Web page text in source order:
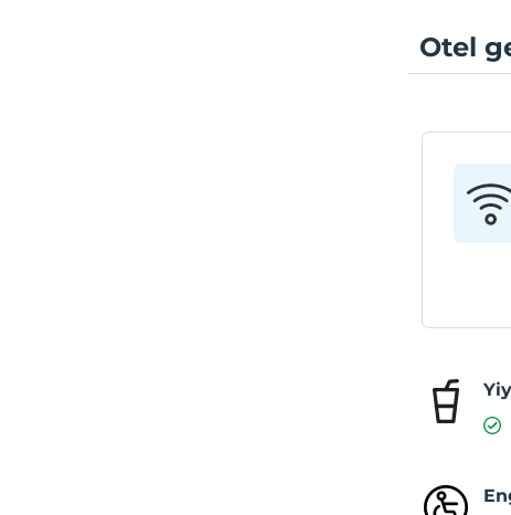
Otel